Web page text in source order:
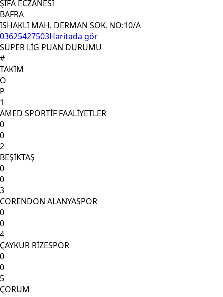
ŞİFA ECZANESİ
BAFRA
ISHAKLI MAH. DERMAN SOK. NO:10/A
03625427503Haritada gör
SÜPER LİG PUAN DURUMU
#
TAKIM
O
P
1
AMED SPORTİF FAALİYETLER
0
0
2
BEŞİKTAŞ
0
0
3
CORENDON ALANYASPOR
0
0
4
ÇAYKUR RİZESPOR
0
0
5
ÇORUM